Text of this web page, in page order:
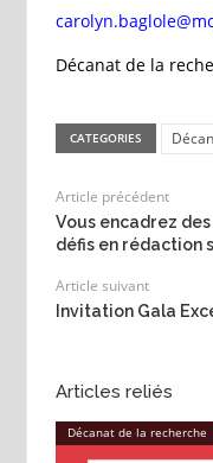
Décanat de la
CATEGORIES
Article précédent
Vous encadrez
défis en rédaction
Article suivant
Invitation Gala
Articles reliés
Décanat de la recherche